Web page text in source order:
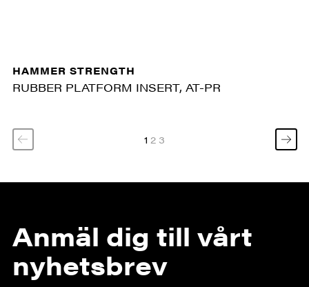
HAMMER STRENGTH
RUBBER PLATFORM INSERT, AT-PR
1 2 3
Anmäl dig till vårt
nyhetsbrev